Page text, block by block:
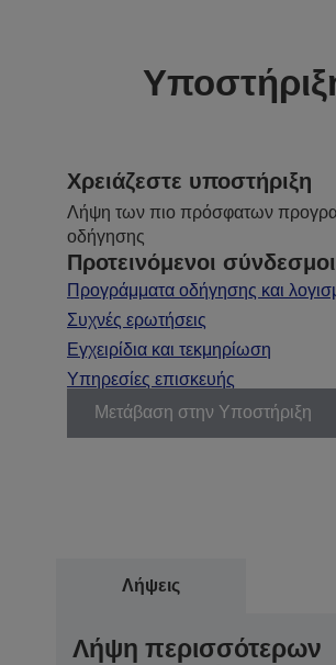
Χρειάζεστε υποστήριξη
Λήψη των πιο πρόσφατων
οδήγησης
Προτεινόμενοι
Προγράμματα οδήγησης και
Συχνές ερωτήσεις
Εγχειρίδια και τεκμηρίωση
Υπηρεσίες επισκευής
Μετάβαση στην Υποστήριξη
Λήψεις
Λήψη περισσότερων